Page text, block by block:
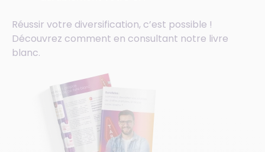
Réussir votre diversification, c’est possible !
Découvrez comment en consultant notre livre
blanc.